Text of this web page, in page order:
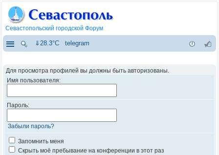
Севастопольский городской Форум
⇓28.3°C telegram
Для просмотра профилей вы должны быть авторизованы.
Имя пользователя:
Пароль:
Забыли пароль?
Запомнить меня
Скрыть моё пребывание на конференции в этот раз